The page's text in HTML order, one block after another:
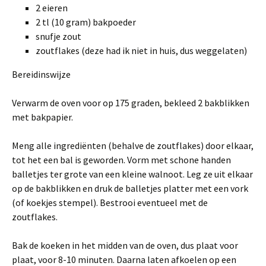
2 eieren
2 tl (10 gram) bakpoeder
snufje zout
zoutflakes (deze had ik niet in huis, dus weggelaten)
Bereidinswijze
Verwarm de oven voor op 175 graden, bekleed 2 bakblikken
met bakpapier.
Meng alle ingrediënten (behalve de zoutflakes) door elkaar,
tot het een bal is geworden. Vorm met schone handen
balletjes ter grote van een kleine walnoot. Leg ze uit elkaar
op de bakblikken en druk de balletjes platter met een vork
(of koekjes stempel). Bestrooi eventueel met de
zoutflakes.
Bak de koeken in het midden van de oven, dus plaat voor
plaat, voor 8-10 minuten. Daarna laten afkoelen op een